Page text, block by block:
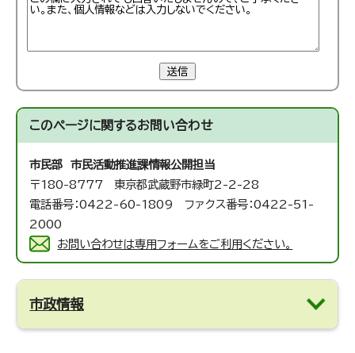
送信
このページに関するお問い合わせ
市民部 市民活動推進課情報公開担当
〒180-8777 東京都武蔵野市緑町2-2-28
電話番号：0422-60-1809 ファクス番号：0422-51-
2000
お問い合わせは専用フォームをご利用ください。
市政情報